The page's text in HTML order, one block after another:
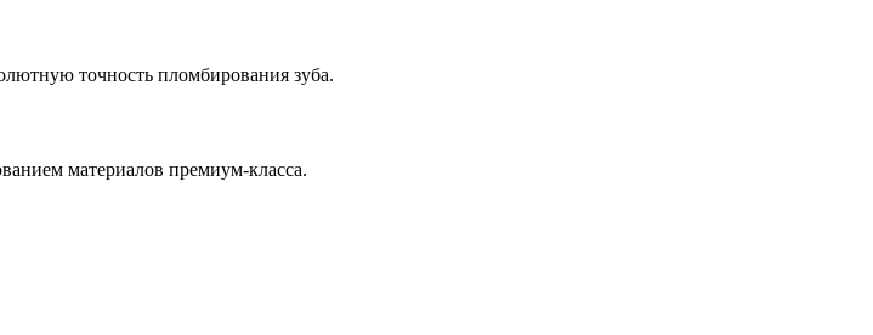
точность пломбирования зуба.
материалов премиум-класса.